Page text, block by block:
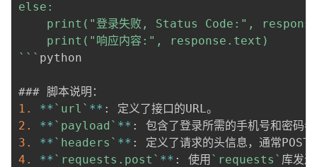
else:
print("登录失败, Status Code:",
    print("响应内容:", response.text)
` `` python
1.
** `url` ** :
2.
** `payload` ** :
3.
** `headers` ** :
定义了请求的头信息，通常POST
4.
** `requests.post` ** : 使用 `requests`